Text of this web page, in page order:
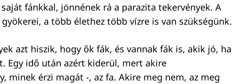
fánkkal, jönnének rá a parazita tekervények. A
a több élethez több vízre is van szükségünk.
azt hiszik, hogy ők fák, és vannak fák is, akik jó, ha
Egy idő után azért kiderül, mert akire
minek érzi magát -, az fa. Akire meg nem, az meg